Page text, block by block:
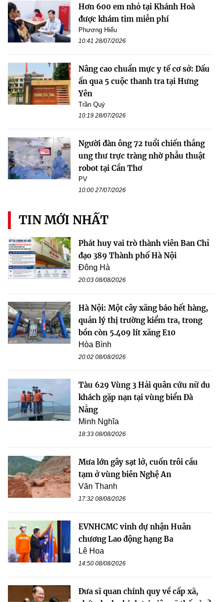
Hơn 600 em nhỏ tại Khánh Hoà
được khám tim miễn phí
Phương Hiếu
10:41 28/07/2026
Nâng cao chuẩn mực y tế cơ sở: Dấu
ấn qua 5 cuộc thanh tra tại Hưng
Yên
Trần Quý
10:19 28/07/2026
Người đàn ông 72 tuổi chiến thắng
ung thư trực tràng nhờ phẫu thuật
robot tại Cần Thơ
PV
10:00 27/07/2026
TIN MỚI NHẤT
Phát huy vai trò thành viên Ban Chỉ
đạo 389 Thành phố Hà Nội
Đông Hà
20:03 08/08/2026
Hà Nội: Một cây xăng báo hết hàng,
quản lý thị trường kiểm tra, trong
bồn còn 5.409 lít xăng E10
Hòa Bình
20:02 08/08/2026
Tàu 629 Vùng 3 Hải quân cứu nữ du
khách gặp nạn tại vùng biển Đà
Nẵng
Minh Nghĩa
18:33 08/08/2026
Mưa lớn gây sạt lở, cuốn trôi cầu
tạm ở vùng biên Nghệ An
Văn Thanh
17:32 08/08/2026
EVNHCMC vinh dự nhận Huân
chương Lao động hạng Ba
Lê Hoa
14:50 08/08/2026
Đưa sĩ quan chính quy về cấp xã,